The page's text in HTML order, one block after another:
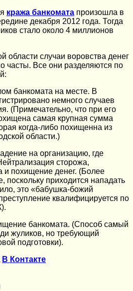
кража банкомата произошла в
декабря 2012 года. Тогда
стало около 4 миллионов
области случаи воровства денег
часты. Все они разделяются по
банкомата на месте. В
немного случаев
(Примечательно, что при его
самая крупная сумма
когда-либо похищенна из
области.)
на организацию, где
сторожа,
и похищение денег. (Более
поскольку приходится нападать
это «бабушка-божий
квалифицируется по
банкомата. (Способ самый
жуликов, но требующий
подготовки).
В Контакте